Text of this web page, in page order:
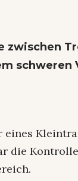
zwischen
schweren
eines
die